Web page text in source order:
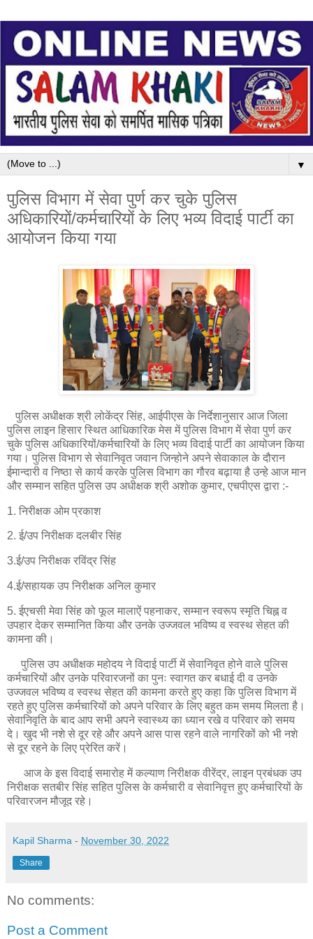
▼
पुलिस विभाग में सेवा पुर्ण कर चुके पुलिस
अधिकारियों/कर्मचारियों के लिए भव्य विदाई पार्टी का
आयोजन किया गया
पुलिस अधीक्षक श्री लोकेंद्र सिंह, आईपीएस के निर्देशानुसार आज जिला
पुलिस लाइन हिसार स्थित आधिकारिक मेस में पुलिस विभाग में सेवा पुर्ण कर
चुके पुलिस अधिकारियों/कर्मचारियों के लिए भव्य विदाई पार्टी का आयोजन किया
गया। पुलिस विभाग से सेवानिवृत जवान जिन्होने अपने सेवाकाल के दौरान
ईमान्दारी व निष्ठा से कार्य करके पुलिस विभाग का गौरव बढ़ाया है उन्हे आज मान
और सम्मान सहित पुलिस उप अधीक्षक श्री अशोक कुमार, एचपीएस द्वारा :-
1. निरीक्षक ओम प्रकाश
2. ई/उप निरीक्षक दलबीर सिंह
3.ई/उप निरीक्षक रविंद्र सिंह
4.ई/सहायक उप निरीक्षक अनिल कुमार
5. ईएचसी मेवा सिंह को फूल मालाऐं पहनाकर, सम्मान स्वरूप स्मृति चिह्न व
उपहार देकर सम्मानित किया और उनके उज्जवल भविष्य व स्वस्थ सेहत की
कामना की।
पुलिस उप अधीक्षक महोदय ने विदाई पार्टी में सेवानिवृत होने वाले पुलिस
कर्मचारियों और उनके परिवारजनों का पुनः स्वागत कर बधाई दी व उनके
उज्जवल भविष्य व स्वस्थ सेहत की कामना करते हुए कहा कि पुलिस विभाग में
रहते हुए पुलिस कर्मचारियों को अपने परिवार के लिए बहुत कम समय मिलता है।
सेवानिवृति के बाद आप सभी अपने स्वास्थ्य का ध्यान रखे व परिवार को समय
दे। खुद भी नशे से दूर रहे और अपने आस पास रहने वाले नागरिकों को भी नशे
से दूर रहने के लिए प्रेरित करें।
आज के इस विदाई समारोह में कल्याण निरीक्षक वीरेंद्र, लाइन प्रबंधक उप
निरीक्षक सतबीर सिंह सहित पुलिस के कर्मचारी व सेवानिवृत्त हुए कर्मचारियों के
परिवारजन मौजूद रहे।
Kapil Sharma - November 30, 2022
Share
No comments:
Post a Comment